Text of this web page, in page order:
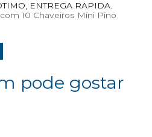
ENTREGA RAPIDA.
10 Chaveiros Mini Pino
pode gostar